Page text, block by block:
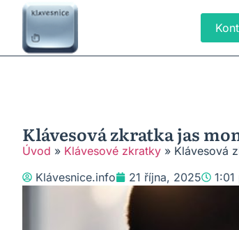
Klávesová zkratka jas
Úvod » Klávesové zkratky » Klávesová
Klávesnice.info
21 října, 2025 1:01